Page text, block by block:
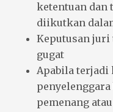
ketentuan dan
diikutkan
Keputusan juri
gugat
Apabila terjadi
pemenang